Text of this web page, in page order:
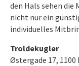
den Hals sehen die
nicht nur ein
individuelles
Troldekugler
Østergade 17, 1100